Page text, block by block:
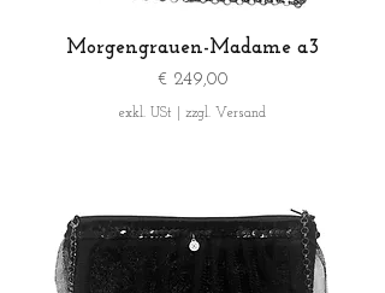
Morgengrauen-Madame a3
Preis
€ 249,00
exkl. USt zzgl. Versand